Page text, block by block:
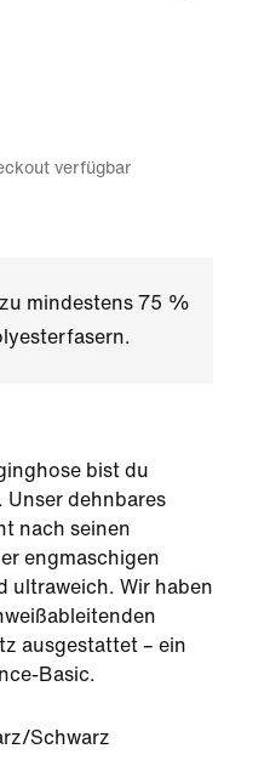
verfügbar
mindestens 75 %
bist du
Unser dehnbares
nach seinen
engmaschigen
ultraweich. Wir haben
ausgestattet – ein
Basic.
Schwarz